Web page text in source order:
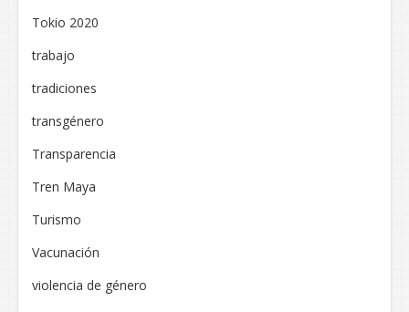
Tokio 2020
trabajo
tradiciones
transgénero
Transparencia
Tren Maya
Turismo
Vacunación
violencia de género